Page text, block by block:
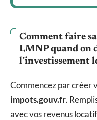
Comment faire
LMNP quand on
l’investissement
Commencez par créer
impots.gouv.fr.
avec vos revenus